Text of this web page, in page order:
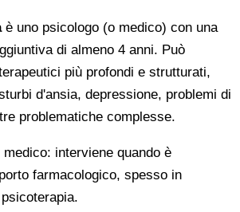
è uno psicologo (o medico) con una
di almeno 4 anni. Può
più profondi e strutturati,
d'ansia, depressione, problemi di
problematiche complesse.
interviene quando è
farmacologico, spesso in